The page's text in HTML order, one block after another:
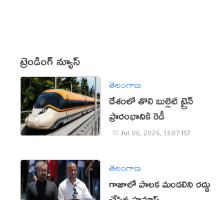
ట్రెండింగ్ న్యూస్
తెలంగాణ
దేశంలో తొలి బుల్లెట్ ట్రైన్
ప్రారంభానికి రెడీ
Jul 06, 2026, 13:07 IST
తెలంగాణ
గాజాలో పాలక మండలిని రద్దు